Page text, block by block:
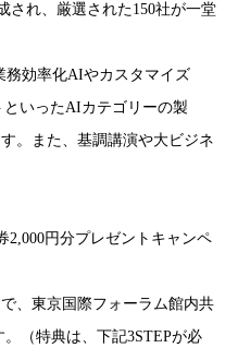
され、厳選された150社が一堂
務効率化AIやカスタマイズ
いったAIカテゴリーの製
。また、基調講演や大ビジネ
2,000円分プレゼントキャンペ
、東京国際フォーラム館内共
（特典は、下記3STEPが必